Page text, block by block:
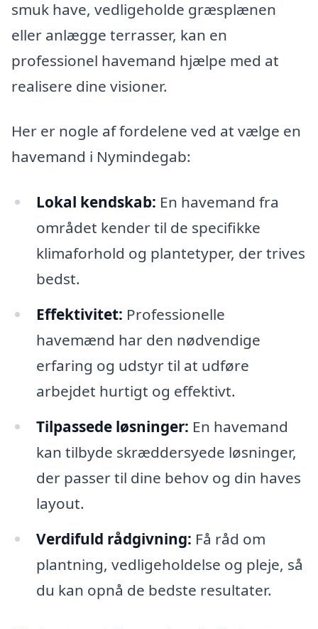
smuk have, vedligeholde græsplænen
eller anlægge terrasser, kan en
professionel havemand hjælpe med at
realisere dine visioner.
Her er nogle af fordelene ved at vælge en
havemand i Nymindegab:
Lokal kendskab: En havemand fra
området kender til de specifikke
klimaforhold og plantetyper, der trives
bedst.
Effektivitet: Professionelle
havemænd har den nødvendige
erfaring og udstyr til at udføre
arbejdet hurtigt og effektivt.
Tilpassede løsninger: En havemand
kan tilbyde skræddersyede løsninger,
der passer til dine behov og din haves
layout.
Verdifuld rådgivning: Få råd om
plantning, vedligeholdelse og pleje, så
du kan opnå de bedste resultater.